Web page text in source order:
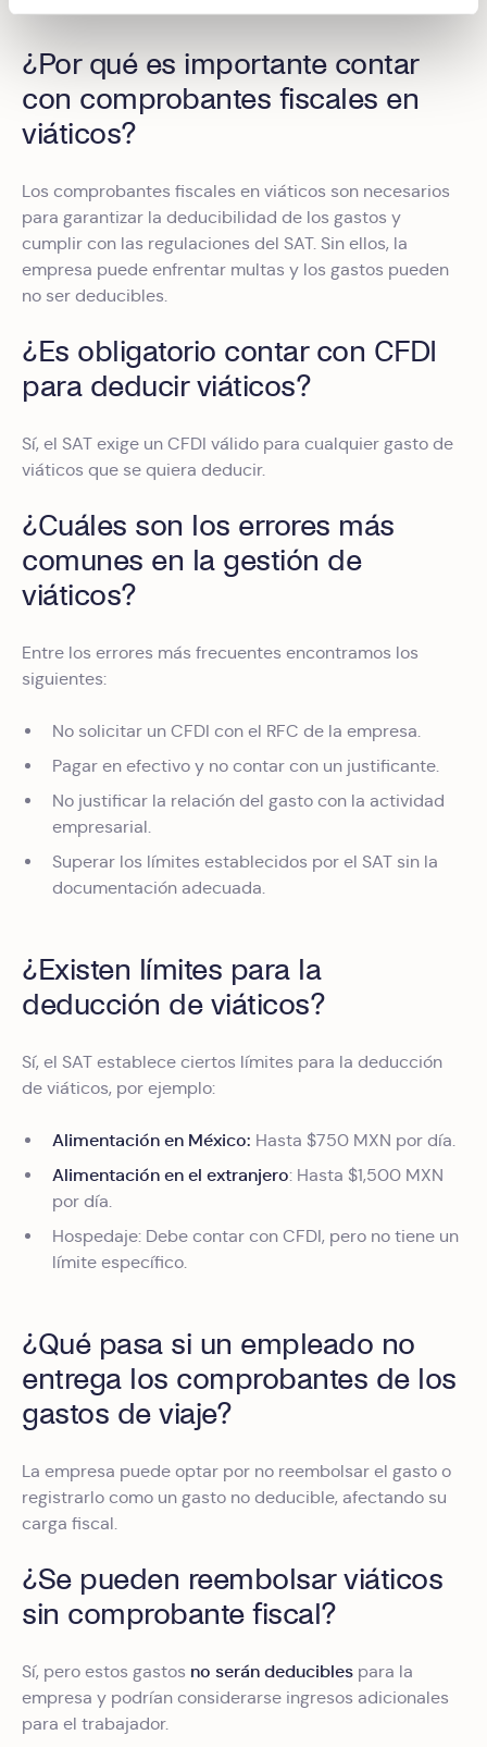
sección de datos. Puede cambiar o retirar su
consentimiento en cualquier momento en la Declaración
de cookies.
el contenido y los anuncios, ofrecer funciones de redes
sociales y analizar el tráfico. Además, compartimos
información sobre el uso que haga del sitio web con
nuestros partners de redes sociales, publicidad y análisis
web, quienes pueden combinarla con otra información
partir del uso que haya hecho de sus servicios.
¿Por qué es importante contar
con comprobantes fiscales en
viáticos?
Los comprobantes fiscales en viáticos son necesarios
para garantizar la deducibilidad de los gastos y
cumplir con las regulaciones del SAT. Sin ellos, la
empresa puede enfrentar multas y los gastos pueden
no ser deducibles.
¿Es obligatorio contar con CFDI
para deducir viáticos?
Sí, el SAT exige un CFDI válido para cualquier gasto de
viáticos que se quiera deducir.
¿Cuáles son los errores más
comunes en la gestión de
viáticos?
Entre los errores más frecuentes encontramos los
siguientes:
No solicitar un CFDI con el RFC de la empresa.
Pagar en efectivo y no contar con un justificante.
No justificar la relación del gasto con la actividad
empresarial.
Superar los límites establecidos por el SAT sin la
documentación adecuada.
¿Existen límites para la
deducción de viáticos?
Sí, el SAT establece ciertos límites para la deducción
de viáticos, por ejemplo:
Alimentación en México: Hasta $750 MXN por día.
Alimentación en el extranjero: Hasta $1,500 MXN
por día.
Hospedaje: Debe contar con CFDI, pero no tiene un
límite específico.
¿Qué pasa si un empleado no
entrega los comprobantes de los
gastos de viaje?
La empresa puede optar por no reembolsar el gasto o
registrarlo como un gasto no deducible, afectando su
carga fiscal.
¿Se pueden reembolsar viáticos
sin comprobante fiscal?
Sí, pero estos gastos no serán deducibles para la
empresa y podrían considerarse ingresos adicionales
para el trabajador.